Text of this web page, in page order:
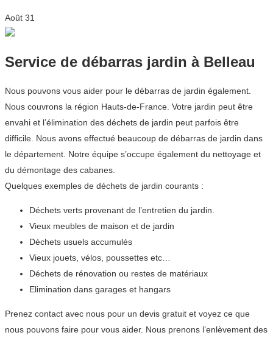
Août 31
Service de débarras jardin à Belleau
Nous pouvons vous aider pour le débarras de jardin également.
Nous couvrons la région Hauts-de-France. Votre jardin peut être
envahi et l’élimination des déchets de jardin peut parfois être
difficile. Nous avons effectué beaucoup de débarras de jardin dans
le département. Notre équipe s’occupe également du nettoyage et
du démontage des cabanes.
Quelques exemples de déchets de jardin courants :
Déchets verts provenant de l’entretien du jardin.
Vieux meubles de maison et de jardin
Déchets usuels accumulés
Vieux jouets, vélos, poussettes etc…
Déchets de rénovation ou restes de matériaux
Elimination dans garages et hangars
Prenez contact avec nous pour un devis gratuit et voyez ce que
nous pouvons faire pour vous aider. Nous prenons l’enlèvement des